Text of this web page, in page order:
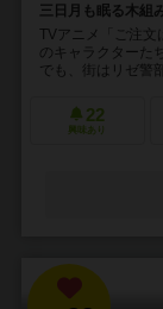
三日月も眠る木組
TVアニメ「ご注文
のキャラクターた
でも、街はリゼ警
22
興味あり